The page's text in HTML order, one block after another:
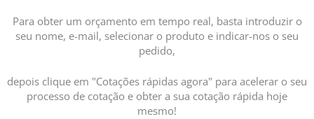
Para obter um orçamento em tempo real, basta introduzir o
seu nome, e-mail, selecionar o produto e indicar-nos o seu
pedido,
depois clique em "Cotações rápidas agora" para acelerar o seu
processo de cotação e obter a sua cotação rápida hoje
mesmo!